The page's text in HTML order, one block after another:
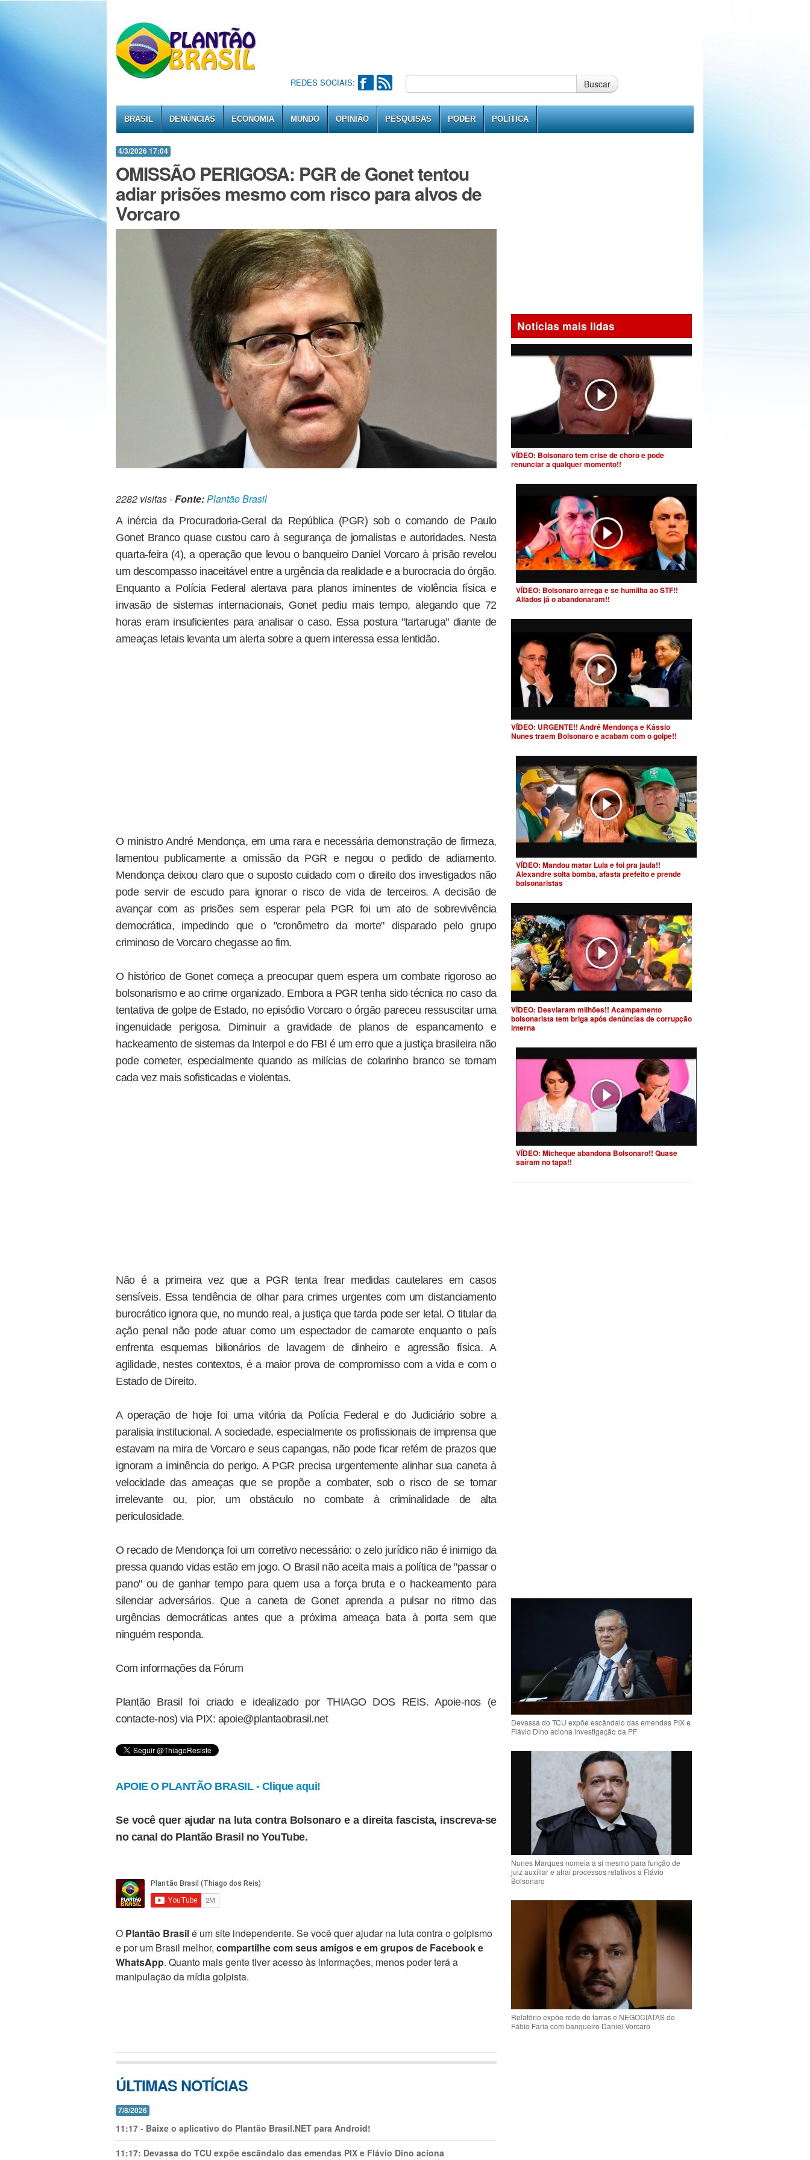
REDES SOCIAIS: Buscar
BRASIL DENÚNCIAS ECONOMIA MUNDO OPINIÃO PESQUISAS PODER POLÍTICA
4/3/2026 17:04
OMISSÃO PERIGOSA: PGR de Gonet tentou
adiar prisões mesmo com risco para alvos de
Vorcaro
2282 visitas -Fonte:Plantão Brasil
A inércia da Procuradoria-Geral da República (PGR) sob o comando de Paulo
Gonet Branco quase custou caro à segurança de jornalistas e autoridades. Nesta
quarta-feira (4), a operação que levou o banqueiro Daniel Vorcaro à prisão revelou
um descompasso inaceitável entre a urgência da realidade e a burocracia do órgão.
Enquanto a Polícia Federal alertava para planos iminentes de violência física e
invasão de sistemas internacionais, Gonet pediu mais tempo, alegando que 72
horas eram insuficientes para analisar o caso. Essa postura "tartaruga" diante de
ameaças letais levanta um alerta sobre a quem interessa essa lentidão.
O ministro André Mendonça, em uma rara e necessária demonstração de firmeza,
lamentou publicamente a omissão da PGR e negou o pedido de adiamento.
Mendonça deixou claro que o suposto cuidado com o direito dos investigados não
pode servir de escudo para ignorar o risco de vida de terceiros. A decisão de
avançar com as prisões sem esperar pela PGR foi um ato de sobrevivência
democrática, impedindo que o "cronômetro da morte" disparado pelo grupo
criminoso de Vorcaro chegasse ao fim.
O histórico de Gonet começa a preocupar quem espera um combate rigoroso ao
bolsonarismo e ao crime organizado. Embora a PGR tenha sido técnica no caso da
tentativa de golpe de Estado, no episódio Vorcaro o órgão pareceu ressuscitar uma
ingenuidade perigosa. Diminuir a gravidade de planos de espancamento e
hackeamento de sistemas da Interpol e do FBI é um erro que a justiça brasileira não
pode cometer, especialmente quando as milícias de colarinho branco se tornam
cada vez mais sofisticadas e violentas.
Não é a primeira vez que a PGR tenta frear medidas cautelares em casos
sensíveis. Essa tendência de olhar para crimes urgentes com um distanciamento
burocrático ignora que, no mundo real, a justiça que tarda pode ser letal. O titular da
ação penal não pode atuar como um espectador de camarote enquanto o país
enfrenta esquemas bilionários de lavagem de dinheiro e agressão física. A
agilidade, nestes contextos, é a maior prova de compromisso com a vida e com o
Estado de Direito.
A operação de hoje foi uma vitória da Polícia Federal e do Judiciário sobre a
paralisia institucional. A sociedade, especialmente os profissionais de imprensa que
estavam na mira de Vorcaro e seus capangas, não pode ficar refém de prazos que
ignoram a iminência do perigo. A PGR precisa urgentemente alinhar sua caneta à
velocidade das ameaças que se propõe a combater, sob o risco de se tornar
irrelevante ou, pior, um obstáculo no combate à criminalidade de alta
periculosidade.
O recado de Mendonça foi um corretivo necessário: o zelo jurídico não é inimigo da
pressa quando vidas estão em jogo. O Brasil não aceita mais a política de "passar o
pano" ou de ganhar tempo para quem usa a força bruta e o hackeamento para
silenciar adversários. Que a caneta de Gonet aprenda a pulsar no ritmo das
urgências democráticas antes que a próxima ameaça bata à porta sem que
ninguém responda.
Com informações da Fórum
Plantão Brasil foi criado e idealizado por THIAGO DOS REIS. Apoie-nos (e
contacte-nos) via PIX: apoie@plantaobrasil.net
APOIE O PLANTÃO BRASIL - Clique aqui!
Se você quer ajudar na luta contra Bolsonaro e a direita fascista, inscreva-se
no canal do Plantão Brasil no YouTube.
O Plantão Brasilé um site independente. Se você quer ajudar na luta contra o golpismo
e por um Brasil melhor, compartilhe com seus amigos e em grupos de Facebook e
WhatsApp. Quanto mais gente tiver acesso às informações, menos poder terá a
manipulação da mídia golpista.
ÚLTIMAS NOTÍCIAS
7/8/2026
11:17 - Baixe o aplicativo do Plantão Brasil.NET para Android!
11:17: Devassa do TCU expõe escândalo das emendas PIX e Flávio Dino aciona
Notícias mais lidas
VÍDEO: Bolsonaro tem crise de choro e pode
renunciar a qualquer momento!!
VÍDEO: Bolsonaro arrega e se humilha ao STF!!
Aliados já o abandonaram!!
VÍDEO: URGENTE!! André Mendonça e Kássio
Nunes traem Bolsonaro e acabam com o golpe!!
VÍDEO: Mandou matar Lula e foi pra jaula!!
Alexandre solta bomba, afasta prefeito e prende
bolsonaristas
VÍDEO: Desviaram milhões!! Acampamento
bolsonarista tem briga após denúncias de corrupção
interna
VÍDEO: Micheque abandona Bolsonaro!! Quase
saíram no tapa!!
Devassa do TCU expõe escândalo das emendas PIX e
Flávio Dino aciona investigação da PF
Nunes Marques nomeia a si mesmo para função de
juiz auxiliar e atrai processos relativos a Flávio
Bolsonaro
Relatório expõe rede de farras e NEGOCIATAS de
Fábio Faria com banqueiro Daniel Vorcaro